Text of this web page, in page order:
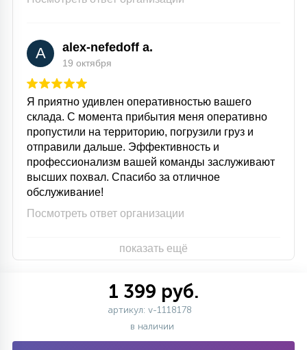
A alex-nefedoff a.
19 октября
Я приятно удивлен оперативностью вашего
склада. С момента прибытия меня оперативно
пропустили на территорию, погрузили груз и
отправили дальше. Эффективность и
профессионализм вашей команды заслуживают
высших похвал. Спасибо за отличное
обслуживание!
Посмотреть ответ организации
показать ещё
1 399 руб.
артикул: v-1118178
в наличии